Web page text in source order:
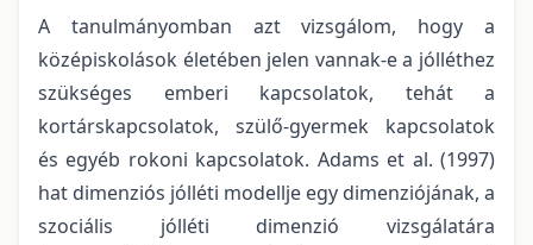
A tanulmányomban azt vizsgálom, hogy a
középiskolások életében jelen vannak-e a jólléthez
szükséges emberi kapcsolatok, tehát a
kortárskapcsolatok, szülő-gyermek kapcsolatok
és egyéb rokoni kapcsolatok. Adams et al. (1997)
hat dimenziós jólléti modellje egy dimenziójának, a
szociális jólléti dimenzió vizsgálatára